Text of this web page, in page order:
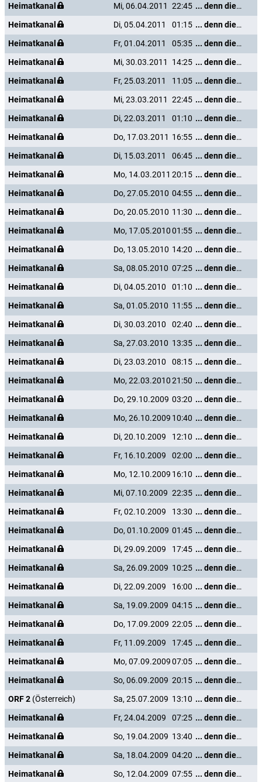
Heimatkanal Mi, 06.04.2011 22:45
... denn die Musik und die Liebe in Tirol
Heimatkanal
Di, 05.04.2011 01:15
... denn die Musik und die Liebe in Tirol
Heimatkanal
Fr, 01.04.2011 05:35
... denn die Musik und die Liebe in Tirol
Heimatkanal
Mi, 30.03.2011 14:25
... denn die Musik und die Liebe in Tirol
Heimatkanal
Fr, 25.03.2011 11:05
... denn die Musik und die Liebe in Tirol
Heimatkanal
Mi, 23.03.2011 22:45
... denn die Musik und die Liebe in Tirol
Heimatkanal
Di, 22.03.2011 01:10
... denn die Musik und die Liebe in Tirol
Heimatkanal
Do, 17.03.2011 16:55
... denn die Musik und die Liebe in Tirol
Heimatkanal
Di, 15.03.2011 06:45
... denn die Musik und die Liebe in Tirol
Heimatkanal
Mo, 14.03.2011 20:15
... denn die Musik und die Liebe in Tirol
Heimatkanal
Do, 27.05.2010 04:55
... denn die Musik und die Liebe in Tirol
Heimatkanal
Do, 20.05.2010 11:30
... denn die Musik und die Liebe in Tirol
Heimatkanal
Mo, 17.05.201001:55
... denn die Musik und die Liebe in Tirol
Heimatkanal
Do, 13.05.2010 14:20
... denn die Musik und die Liebe in Tirol
Heimatkanal
Sa, 08.05.2010 07:25
... denn die Musik und die Liebe in Tirol
Heimatkanal
Di, 04.05.2010 01:10
... denn die Musik und die Liebe in Tirol
Heimatkanal
Sa, 01.05.2010 11:55
... denn die Musik und die Liebe in Tirol
Heimatkanal
Di, 30.03.2010 02:40
... denn die Musik und die Liebe in Tirol
Heimatkanal
Sa, 27.03.2010 13:35
... denn die Musik und die Liebe in Tirol
Heimatkanal
Di, 23.03.2010 08:15
... denn die Musik und die Liebe in Tirol
Heimatkanal
Mo, 22.03.201021:50
... denn die Musik und die Liebe in Tirol
Heimatkanal
Do, 29.10.2009 03:20
... denn die Musik und die Liebe in Tirol
Heimatkanal
Mo, 26.10.2009 10:40
... denn die Musik und die Liebe in Tirol
Heimatkanal
Di, 20.10.2009 12:10
... denn die Musik und die Liebe in Tirol
Heimatkanal
Fr, 16.10.2009 02:00
... denn die Musik und die Liebe in Tirol
Heimatkanal
Mo, 12.10.2009 16:10
... denn die Musik und die Liebe in Tirol
Heimatkanal
Mi, 07.10.2009 22:35
... denn die Musik und die Liebe in Tirol
Heimatkanal
Fr, 02.10.2009 13:30
... denn die Musik und die Liebe in Tirol
Heimatkanal
Do, 01.10.2009 01:45
... denn die Musik und die Liebe in Tirol
Heimatkanal
Di, 29.09.2009 17:45
... denn die Musik und die Liebe in Tirol
Heimatkanal
Sa, 26.09.2009 10:25
... denn die Musik und die Liebe in Tirol
Heimatkanal
Di, 22.09.2009 16:00
... denn die Musik und die Liebe in Tirol
Heimatkanal
Sa, 19.09.2009 04:15
... denn die Musik und die Liebe in Tirol
Heimatkanal
Do, 17.09.2009 22:05
... denn die Musik und die Liebe in Tirol
Heimatkanal
Fr, 11.09.2009 17:45
... denn die Musik und die Liebe in Tirol
Heimatkanal
Mo, 07.09.200907:05
... denn die Musik und die Liebe in Tirol
Heimatkanal
So, 06.09.2009 20:15
... denn die Musik und die Liebe in Tirol
ORF 2 (Österreich) Sa, 25.07.2009 13:10
... denn die Musik und die Liebe in Tirol
Heimatkanal
Fr, 24.04.2009 07:25
... denn die Musik und die Liebe in Tirol
Heimatkanal
So, 19.04.2009 13:40
... denn die Musik und die Liebe in Tirol
Heimatkanal
Sa, 18.04.2009 04:20
... denn die Musik und die Liebe in Tirol
Heimatkanal
So, 12.04.2009 07:55
... denn die Musik und die Liebe in Tirol